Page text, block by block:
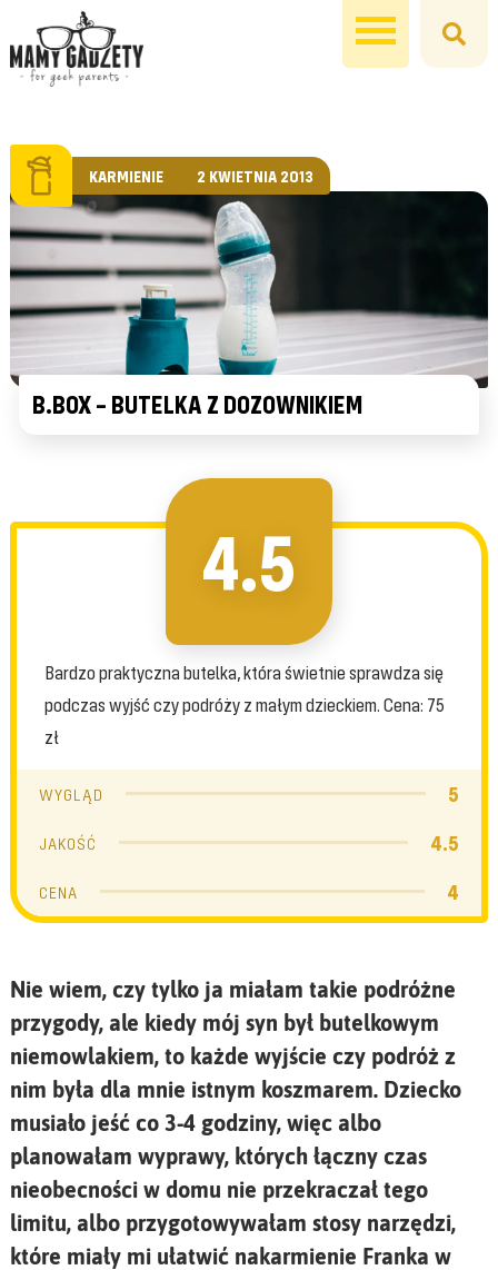
KARMIENIE 2 KWIETNIA 2013
B.BOX – BUTELKA Z DOZOWNIKIEM
Bardzo praktyczna butelka, która świetnie sprawdza się
podczas wyjść czy podróży z małym dzieckiem. Cena: 75
zł
4.5
WYGLĄD 5
JAKOŚĆ 4.5
CENA 4
Nie wiem, czy tylko ja miałam takie podróżne
przygody, ale kiedy mój syn był butelkowym
niemowlakiem, to każde wyjście czy podróż z
nim była dla mnie istnym koszmarem. Dziecko
musiało jeść co 3-4 godziny, więc albo
planowałam wyprawy, których łączny czas
nieobecności w domu nie przekraczał tego
limitu, albo przygotowywałam stosy narzędzi,
które miały mi ułatwić nakarmienie Franka w